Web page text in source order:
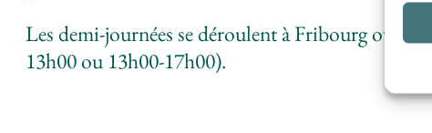
Les demi-journées se déroulent à Fribourg ou
13h00 ou 13h00-17h00).